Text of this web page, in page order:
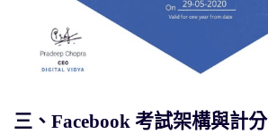
三、Facebook 考試架構與計分